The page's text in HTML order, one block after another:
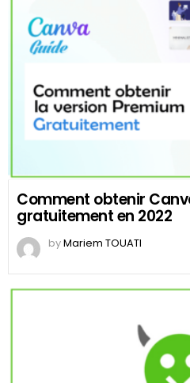
Comment obtenir
gratuitement en 2022
byMariem TOUATI